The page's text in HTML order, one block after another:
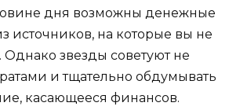
дня возможны денежные
источников, на которые вы не
Однако звезды советуют не
и тщательно обдумывать
касающееся финансов.